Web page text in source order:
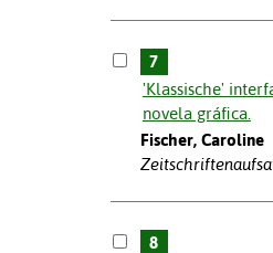
7
'Klassische'
novela gráfica.
Fischer, Caroline
8